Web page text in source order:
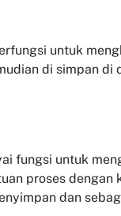
untuk
di simpan di
fungsi untuk
proses
dan